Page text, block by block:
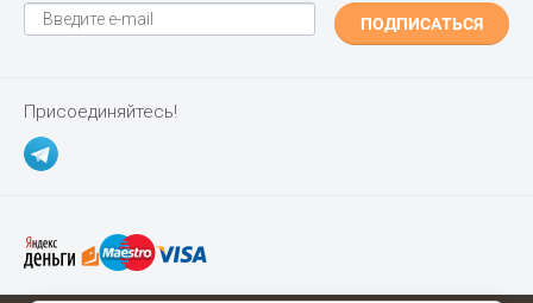
ПОДПИСАТЬСЯ
Присоединяйтесь!